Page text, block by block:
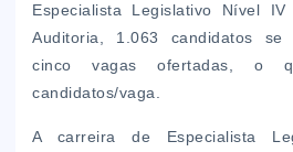
Especialista Legislativo Nível
Auditoria, 1.063 candidatos
cinco vagas ofertadas, o
candidatos/vaga.
A carreira de Especialista